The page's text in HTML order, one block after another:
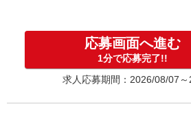
入社祝い金10万円支給(規定有)
お友達を紹介頂くと,
インセンティブ支給(規定有)
゜・。○。・゜+゜・。○。・゜+
応募画面へ進む
1分で応募完了!!
求人応募期間：2026/08/07～